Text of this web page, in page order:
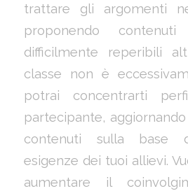
trattare gli argomenti
proponendo
difficilmente reperibili
classe non è
potrai concentrarti
partecipante,
contenuti sulla base
esigenze dei tuoi allievi.
aumentare il